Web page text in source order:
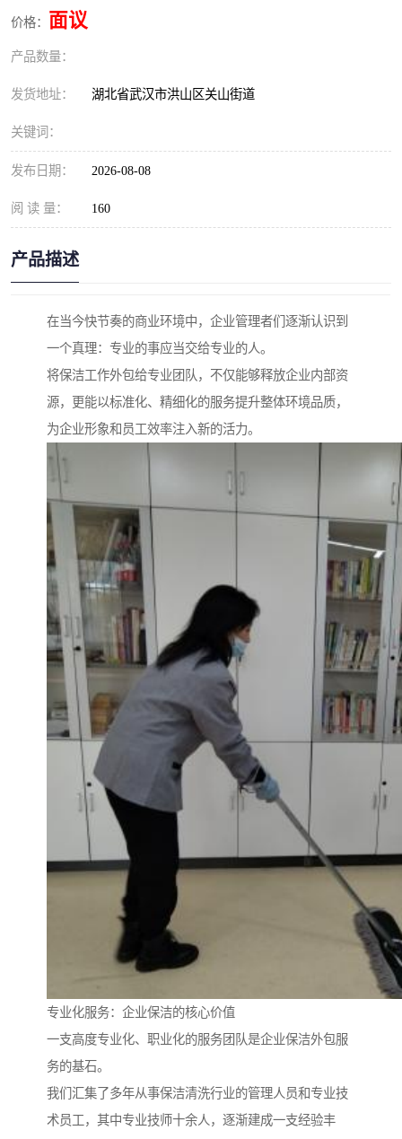
价格： 面议
产品数量：
发货地址： 湖北省武汉市洪山区关山街道
关键词：
发布日期： 2026-08-08
阅 读 量： 160
产品描述
在当今快节奏的商业环境中，企业管理者们逐渐认识到
一个真理：专业的事应当交给专业的人。
将保洁工作外包给专业团队，不仅能够释放企业内部资
源，更能以标准化、精细化的服务提升整体环境品质，
为企业形象和员工效率注入新的活力。
专业化服务：企业保洁的核心价值
一支高度专业化、职业化的服务团队是企业保洁外包服
务的基石。
我们汇集了多年从事保洁清洗行业的管理人员和专业技
术员工，其中专业技师十余人，逐渐建成一支经验丰